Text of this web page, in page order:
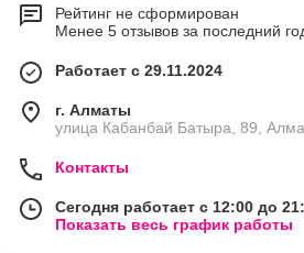
Рейтинг не сформирован
Менее 5 отзывов за последний
Работает с 29.11.2024
г. Алматы
улица Кабанбай Батыра, 89,
Контакты
Сегодня работает с 12:00 до
Показать весь график работы